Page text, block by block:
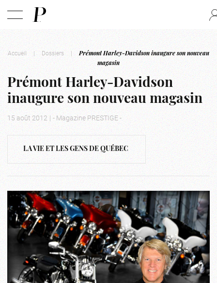
Accueil | Dossiers |
Prémont Harley-Davidson inaugure son nouveau
magasin
Prémont Harley-Davidson
inaugure son nouveau magasin
15 août 2012 | - Magazine PRESTIGE -
LA VIE ET LES GENS DE QUÉBEC